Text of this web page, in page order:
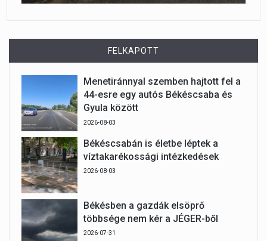
FELKAPOTT
Menetiránnyal szemben hajtott fel a
44-esre egy autós Békéscsaba és
Gyula között
2026-08-03
Békéscsabán is életbe léptek a
víztakarékossági intézkedések
2026-08-03
Békésben a gazdák elsöprő
többsége nem kér a JÉGER-ből
2026-07-31